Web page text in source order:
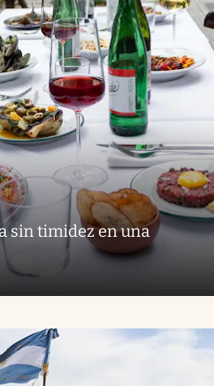
sin timidez en una